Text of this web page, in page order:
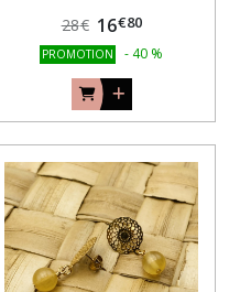
28€ 16€80
PROMOTION - 40 %